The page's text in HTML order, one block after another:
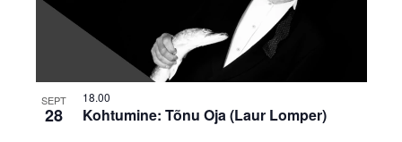
SEPT
28 Kohtumine: Tõnu Oja (Laur Lomper)
18.00